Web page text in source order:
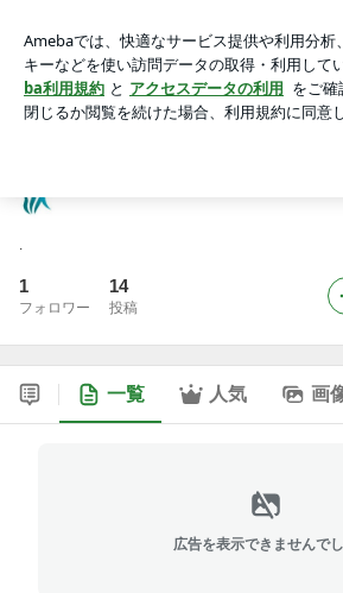
アプリをダウンロードして ブログの更新通知
ょう。
.
1
フォロワー
14
投稿
一覧 人気 画
広告を表示できませんで